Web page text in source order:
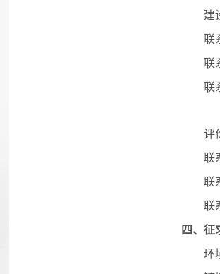
建
联
联
联
评
联
联
联
四、征
环